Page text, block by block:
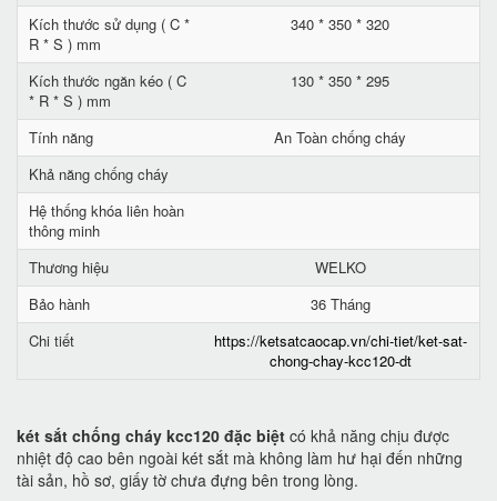
Kích thước sử dụng ( C *
R * S ) mm
340 * 350 * 320
Kích thước ngăn kéo ( C
* R * S ) mm
130 * 350 * 295
Tính năng
An Toàn chống cháy
Khả năng chống cháy
Hệ thống khóa liên hoàn
thông minh
Thương hiệu
WELKO
Bảo hành
36 Tháng
Chi tiết
https://ketsatcaocap.vn/chi-tiet/ket-sat-
chong-chay-kcc120-dt
két sắt chống cháy kcc120 đặc biệt có khả năng chịu được
nhiệt độ cao bên ngoài két sắt mà không làm hư hại đến những
tài sản, hồ sơ, giấy tờ chưa đựng bên trong lòng.